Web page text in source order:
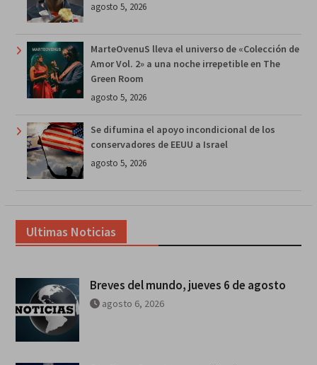
agosto 5, 2026
MarteOvenuS lleva el universo de «Colección de
Amor Vol. 2» a una noche irrepetible en The
Green Room
agosto 5, 2026
Se difumina el apoyo incondicional de los
conservadores de EEUU a Israel
agosto 5, 2026
Ultimas Noticias
Breves del mundo, jueves 6 de agosto
agosto 6, 2026